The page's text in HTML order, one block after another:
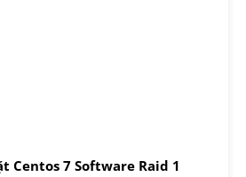
Centos 7 Software Raid 1